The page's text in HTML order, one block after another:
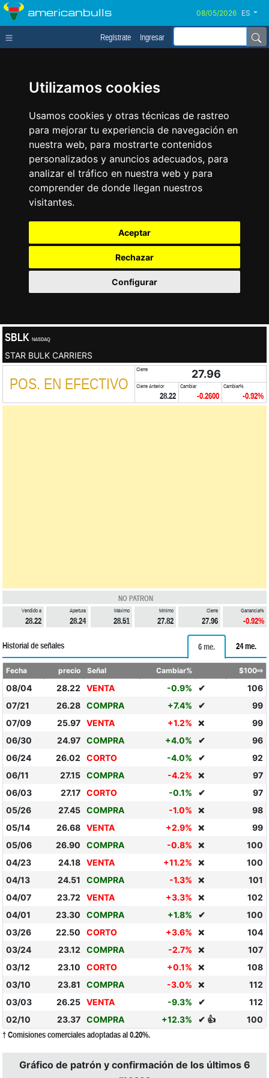
Utilizamos cookies
Usamos cookies y otras técnicas de rastreo
para mejorar tu experiencia de navegación en
nuestra web, para mostrarte contenidos
personalizados y anuncios adecuados, para
analizar el tráfico en nuestra web y para
comprender de donde llegan nuestros
visitantes.
Aceptar
Rechazar
Configurar
americanbulls ES
Regístrate Ingresar
SBLK NASDAQ
STAR BULK CARRIERS
POS. EN EFECTIVO
Cierre 27.96
Cierre Anterior
28.22
Cambiar
-0.2600
Cambiar%
-0.92%
NO PATRON
Vendido a
28.22
Apertura
28.24
Máximo
28.51
Mínimo
27.82
Cierre
27.96
Ganancia%
-0.92%
Historial de señales 6 me. 24 me.
Fecha precio Señal Cambiar% $100⇨
08/04 28.22 VENTA -0.9% ✔
106
07/21
26.28 COMPRA +7.4% ✔
99
07/09
25.97 VENTA +1.2% ❌
99
06/30
24.97 COMPRA +4.0% ✔
96
06/24
26.02 CORTO -4.0% ✔
92
06/11
27.15 COMPRA -4.2% ❌
97
06/03
27.17 CORTO -0.1% ✔
97
05/26
27.45 COMPRA -1.0% ❌
98
05/14
26.68 VENTA +2.9% ❌
99
05/06
26.90 COMPRA -0.8% ❌
100
04/23
24.18 VENTA +11.2% ❌
100
04/13
24.51 COMPRA -1.3% ❌
101
04/07
23.72 VENTA +3.3% ❌
102
04/01
23.30 COMPRA +1.8% ✔
100
03/26
22.50 CORTO +3.6% ❌
104
03/24
23.12 COMPRA -2.7% ❌
107
03/12
23.10 CORTO +0.1% ❌
108
03/10
23.81 COMPRA -3.0% ❌
112
03/03
26.25 VENTA -9.3% ✔
112
02/10
23.37 COMPRA +12.3% ✔ 👍 100
† Comisiones comerciales adoptadas al 0.20%.
Gráfico de patrón y confirmación de los últimos 6